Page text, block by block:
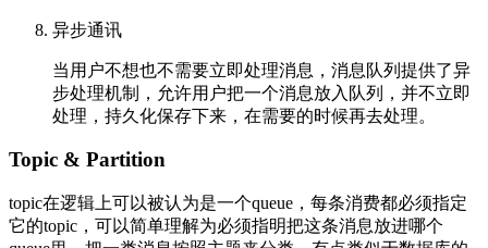
异步通讯
当用户不想也不需要立即处理消息，消息队列提供了异
步处理机制，允许用户把一个消息放入队列，并不立即
处理，持久化保存下来，在需要的时候再去处理。
Topic & Partition
topic在逻辑上可以被认为是一个queue，每条消费都必须指定
它的topic，可以简单理解为必须指明把这条消息放进哪个